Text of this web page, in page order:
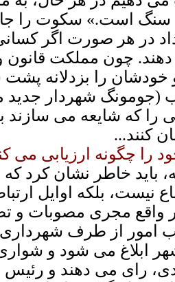
سنگ است.» سکوت را
در هر صورت اگر
دهند. چون مملکت
را بزدلانه پشت
(جومونگ شهردار
که شایعه می سازند
کنند...
چگونه ارزیابی می
باید خاطر نشان کرد
نیست، بلکه اوایل
واقع مجری مصوبات و
از طرف شهرداری و
ابلاغ می شود و
رای می دهند و